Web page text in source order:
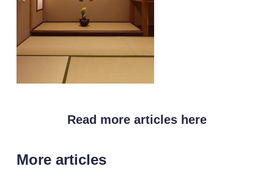
Read more articles here
More articles